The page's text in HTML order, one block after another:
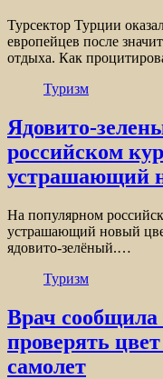
Турсектор Турции
европейцев после
отдыха. Как
Туризм
Ядовито-
российском
устрашающий
На популярном
устрашающий новый
ядовито-зелёный.…
Туризм
Врач сообщила
проверять
самолет